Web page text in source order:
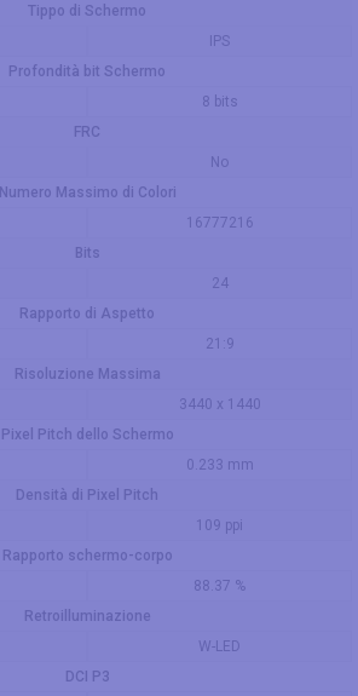
Tippo di Schermo
IPS
Profondità bit Schermo
8 bits
FRC
No
Numero Massimo di Colori
16777216
Bits
24
Rapporto di Aspetto
21:9
Risoluzione Massima
3440 x 1440
Pixel Pitch dello Schermo
0.233 mm
Densità di Pixel Pitch
109 ppi
Rapporto schermo-corpo
88.37 %
Retroilluminazione
W-LED
DCI P3